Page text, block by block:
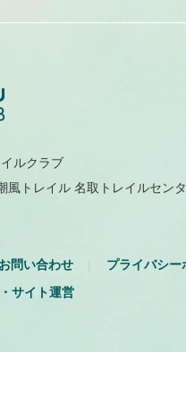
ルクラブ
風トレイル 名取トレイルセン
お問い合わせ
プライバシー
サイト運営